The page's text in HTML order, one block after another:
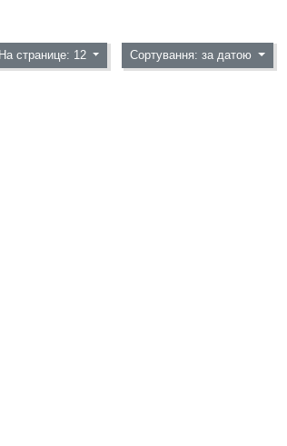
На странице: 12 Сортування: за датою